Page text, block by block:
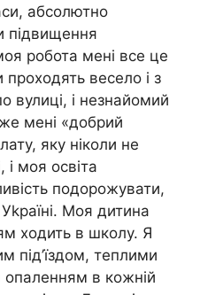
абсолютно
підвищення
робота мені все це
весело і з
і незнайомий
мені «добрий
яку ніколи не
і моя освіта
подорожувати,
Моя дитина
ходить в школу. Я
під’їздом, теплими
опаленням в кожній